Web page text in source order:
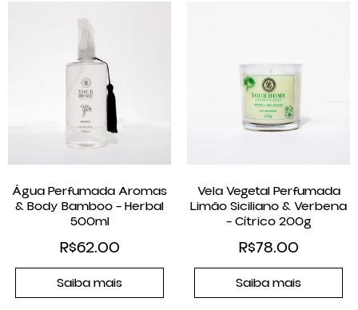
Água Perfumada Aromas
& Body Bamboo – Herbal
500ml
R$62.00
Saiba mais
Vela Vegetal Perfumada
Limão Siciliano & Verbena
– Cítrico 200g
R$78.00
Saiba mais